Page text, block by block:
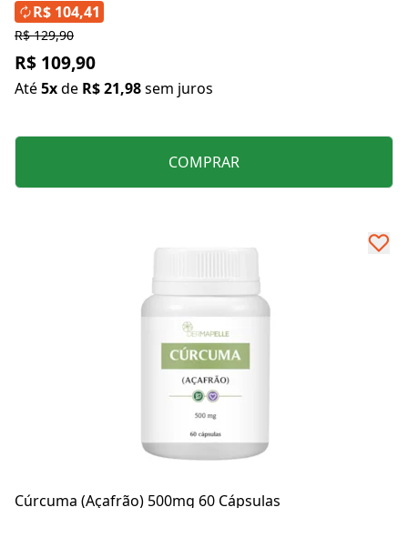
R$ 129,90
R$ 109,90
Até5xde R$ 21,98sem juros
R$ 104,41
COMPRAR
Cúrcuma (Açafrão) 500mg 60 Cápsulas